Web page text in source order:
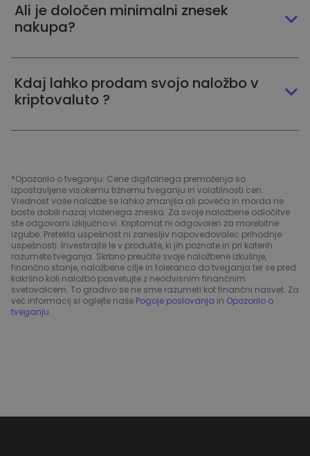
Ali je določen minimalni znesek
nakupa?
Kdaj lahko prodam svojo naložbo v
kriptovaluto ?
*Opozorilo o tveganju: Cene digitalnega premoženja so
izpostavljene visokemu tržnemu tveganju in volatilnosti cen.
Vrednost vaše naložbe se lahko zmanjša ali poveča in morda ne
boste dobili nazaj vloženega zneska. Za svoje naložbene odločitve
ste odgovorni izključno vi. Kriptomat ni odgovoren za morebitne
izgube. Pretekla uspešnost ni zanesljiv napovedovalec prihodnje
uspešnosti. Investirajte le v produkte, ki jih poznate in pri katerih
razumete tveganja. Skrbno preučite svoje naložbene izkušnje,
finančno stanje, naložbene cilje in toleranco do tveganja ter se pred
kakršno koli naložbo posvetujte z neodvisnim finančnim
svetovalcem. To gradivo se ne sme razumeti kot finančni nasvet. Za
več informacij si oglejte naše Pogoje poslovanja in Opozorilo o
tveganju.